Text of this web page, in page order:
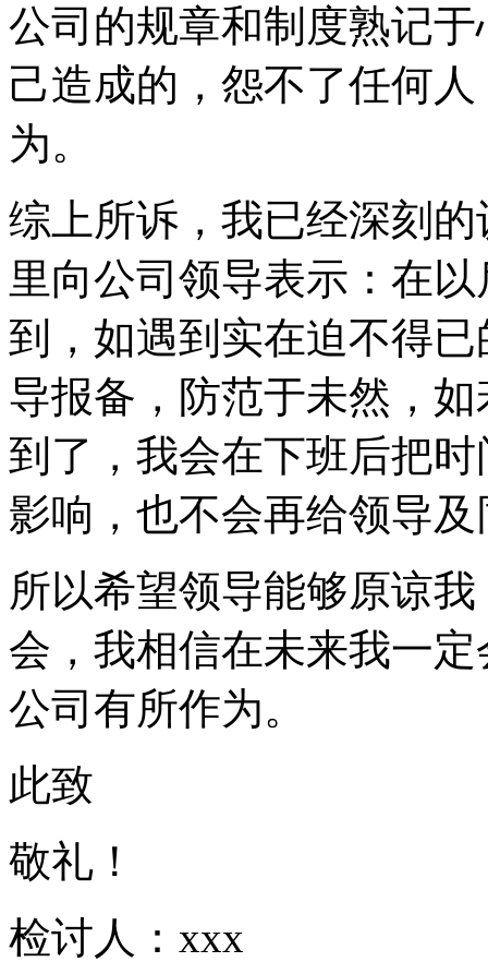
公司的规章和制度熟记
己造成的，怨不了任何
为。
综上所诉，我已经深刻
里向公司领导表示：在
到，如遇到实在迫不得
导报备，防范于未然，
到了，我会在下班后把
影响，也不会再给领导
所以希望领导能够原谅
会，我相信在未来我一
公司有所作为。
此致
敬礼！
检讨人：xxx